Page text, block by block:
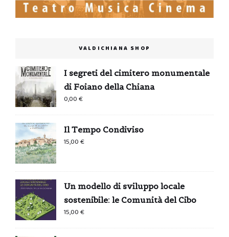
VALDICHIANA SHOP
I segreti del cimitero monumentale
di Foiano della Chiana
0,00€
Il Tempo Condiviso
15,00€
Un modello di sviluppo locale
sostenibile: le Comunità del Cibo
15,00€